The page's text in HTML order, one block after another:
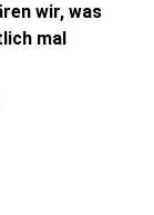
wir, was
mal